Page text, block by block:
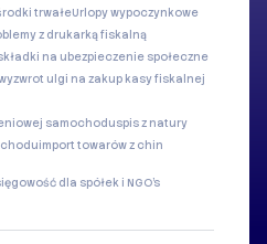
trwałeUrlopy wypoczynkowe
z drukarką fiskalną
na ubezpieczenie społeczne
zwrot ulgi na zakup kasy fiskalnej
samochoduspis z natury
import towarów z chin
dla spółek i NGO's